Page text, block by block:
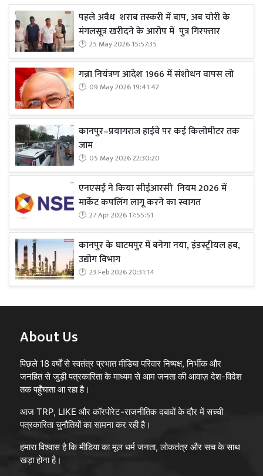
पहले अवैध शराब तस्करी में बाप, अब चोरी के
मंगलसूत्र खरीदने के आरोप में पुत्र गिरफ्तार
25 May 2026 15:57:35
गन्ना नियंत्रण आदेश 1966 में संशोधन वापस लो
09 May 2026 19:41:42
कानपुर–प्रयागराज हाईवे पर कई किलोमीटर तक
जाम
05 May 2026 22:30:20
एनएसई ने किया सीईआरसी नियम 2026 में
मार्केट कपलिंग लागू करने का स्वागत
27 Apr 2026 17:55:51
कानपुर के घाटमपुर में बनेगा नया, इंडस्ट्रीयल हब,
उद्योग विभाग
23 Feb 2026 20:31:14
About Us
पिछले 18 वर्षों से स्वतंत्र प्रभात मीडिया परिवार निष्पक्ष, निर्भीक और
जनहित से जुड़ी पत्रकारिता के माध्यम से आम जनता की आवाज़ देश-विदेश
तक पहुँचाता आ रहा है।
आज TRP, LIKE और कॉरपोरेट-राजनीतिक दबावों के दौर में सच्ची
पत्रकारिता चुनौतियों का सामना कर रही है।
हमारा विश्वास है कि मीडिया का मूल धर्म जनता, लोकतंत्र और सच के साथ
खड़ा होना है।